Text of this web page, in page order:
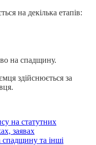
на декілька етапів:
на спадщину.
здійснюється за
на статутних
заявах
спадщину та інші